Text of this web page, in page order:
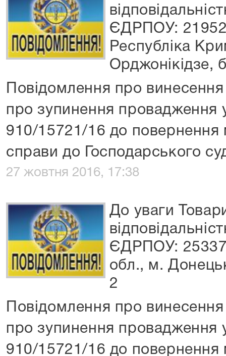
ЄДРПОУ:
Республіка
Орджонікідзе,
Повідомлення про
про зупинення провадження
910/15721/16 до повернення
справи до Господарського
27 жовтня 2016, 17:38
До уваги
ЄДРПОУ:
обл., м.
2
Повідомлення про
про зупинення провадження
910/15721/16 до повернення